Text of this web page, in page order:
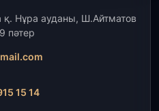
қ. Нұра ауданы, Ш.Айтматов
пәтер
15 14